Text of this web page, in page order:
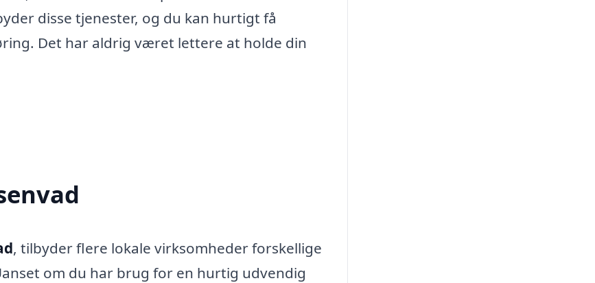
disse tjenester, og du kan hurtigt få
Det har aldrig været lettere at holde din
, tilbyder flere lokale virksomheder forskellige
om du har brug for en hurtig udvendig